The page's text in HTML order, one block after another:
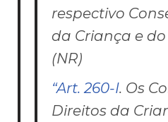
respectivo
da Criança e do
(NR)
“Art. 260-I. Os
Direitos da